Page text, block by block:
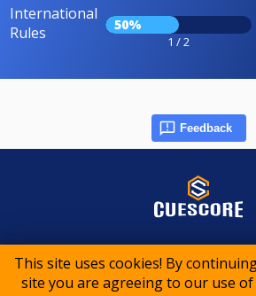
This site uses cookies! By
site you are agreeing to our use of
International
Rules
50%
1 / 2
Feedback
© 2015-2026 CueScore